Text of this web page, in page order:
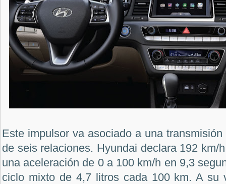
Este impulsor va asociado a una
de seis relaciones. Hyundai declara 192 km/
una aceleración de 0 a 100 km/h en 9,3
ciclo mixto de 4,7 litros cada 100 km. A su